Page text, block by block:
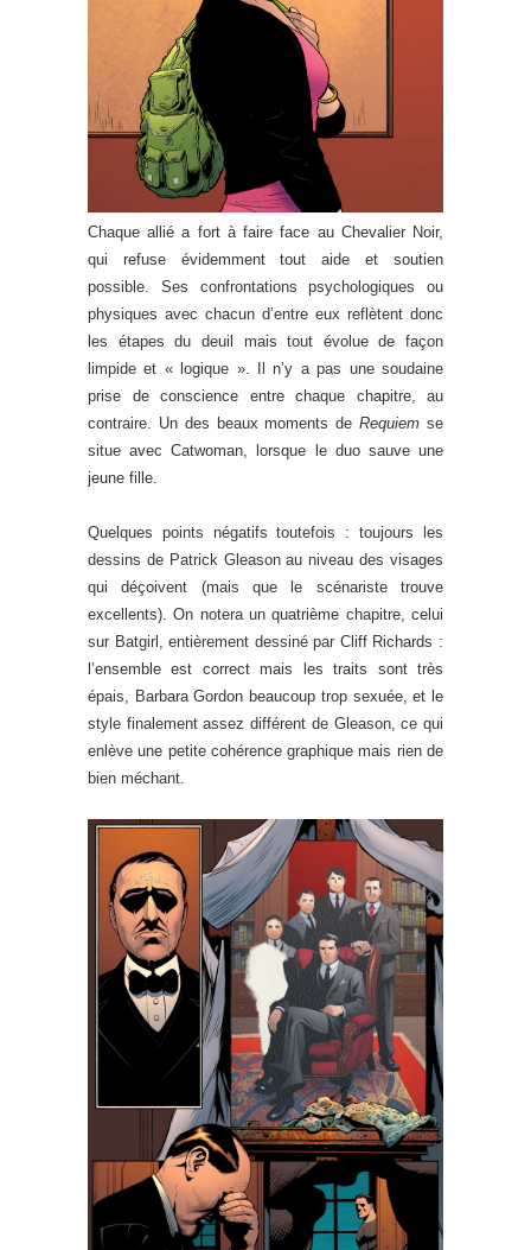
Chaque allié a fort à faire face au Chevalier Noir,
qui refuse évidemment tout aide et soutien
possible. Ses confrontations psychologiques ou
physiques avec chacun d’entre eux reflètent donc
les étapes du deuil mais tout évolue de façon
limpide et « logique ». Il n’y a pas une soudaine
prise de conscience entre chaque chapitre, au
contraire. Un des beaux moments deRequiem se
situe avec Catwoman, lorsque le duo sauve une
jeune fille.
Quelques points négatifs toutefois : toujours les
dessins de Patrick Gleason au niveau des visages
qui déçoivent (mais que le scénariste trouve
excellents). On notera un quatrième chapitre, celui
sur Batgirl, entièrement dessiné par Cliff Richards :
l’ensemble est correct mais les traits sont très
épais, Barbara Gordon beaucoup trop sexuée, et le
style finalement assez différent de Gleason, ce qui
enlève une petite cohérence graphique mais rien de
bien méchant.